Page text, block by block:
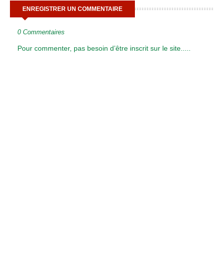
ENREGISTRER UN COMMENTAIRE
0 Commentaires
Pour commenter, pas besoin d’être inscrit sur le site.....